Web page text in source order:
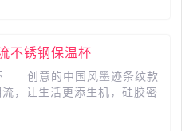
计，震撼的低频音效，犹
不锈钢保温杯
创意的中国风墨迹条纹款
，让生活更添生机，硅胶密